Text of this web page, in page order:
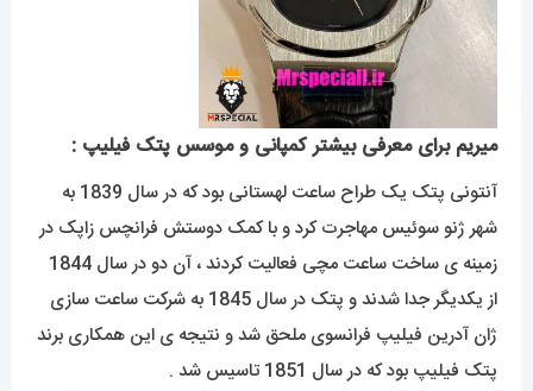
میریم برای معرفی بیشتر کمپانی و موسس پتک فیلیپ :
آنتونی پتک یک طراح ساعت لهستانی بود که در سال 1839 به
شهر ژنو سوئیس مهاجرت کرد و با کمک دوستش فرانچس زاپک در
زمینه ی ساخت ساعت مچی فعالیت کردند ، آن دو در سال 1844
از یکدیگر جدا شدند و پتک در سال 1845 به شرکت ساعت سازی
ژان آدرین فیلیپ فرانسوی ملحق شد و نتیجه ی این همکاری برند
پتک فیلیپ بود که در سال 1851 تاسیس شد .